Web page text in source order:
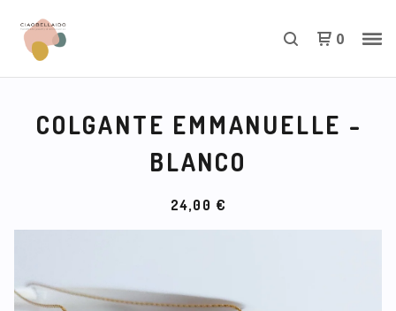
0
COLGANTE EMMANUELLE -
BLANCO
24,00 €